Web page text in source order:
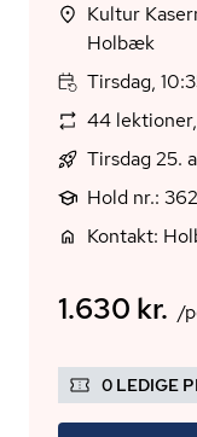
Kultur
Holbæk
Tirsdag,
44
Tirsdag 25.
Hold nr.:
Kontakt:
1.630 kr. /
0 LEDIGE